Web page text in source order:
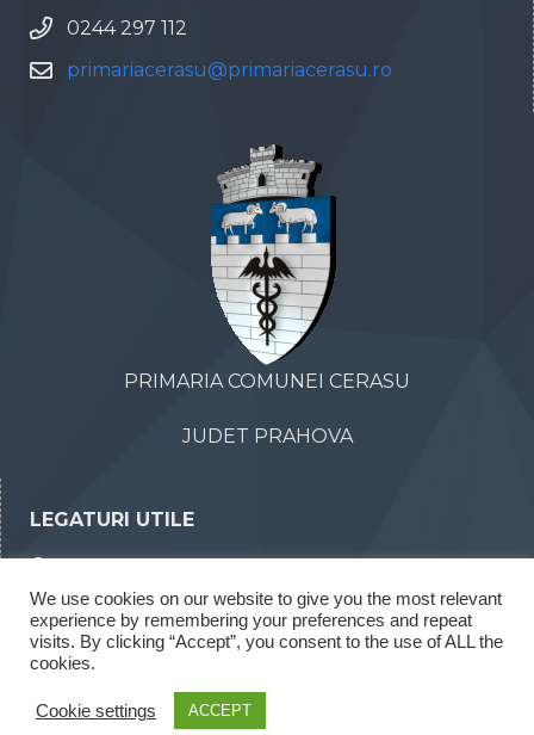
0244 297 112
primariacerasu@primariacerasu.ro
PRIMARIA COMUNEI CERASU
JUDET PRAHOVA
LEGATURI UTILE
Declaratii de interese
Rapoarte legea 52/2003
We use cookies on our website to give you the most relevant
experience by remembering your preferences and repeat
visits. By clicking “Accept”, you consent to the use of ALL the
cookies.
Cookie settings ACCEPT